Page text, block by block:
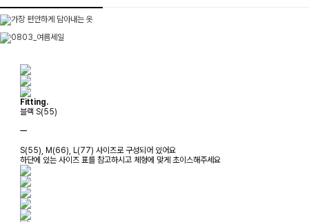
Fitting.
블랙 S(55)
ㅡ
S(55), M(66), L(77) 사이즈로 구성되어 있어요
하단에 있는 사이즈 표를 참고하시고 체형에 맞게 초이스해주세요